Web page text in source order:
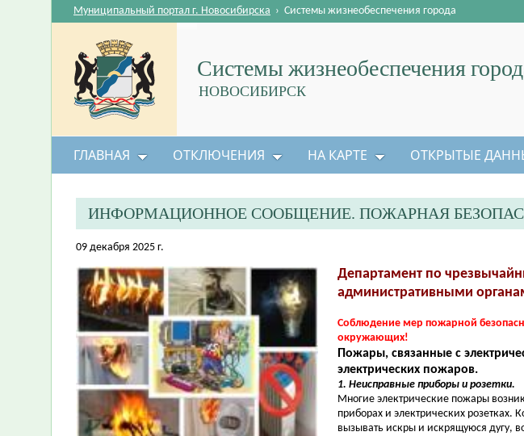
Системы жизнеобеспечения
НОВОСИБИРСК
Муниципальный портал г. Новосибирска › Системы жизнеобеспечения города
ГЛАВНАЯ ОТКЛЮЧЕНИЯ НА КАРТЕ ОТКРЫТЫЕ
ИНФОРМАЦИОННОЕ СООБЩЕНИЕ. ПОЖАРНАЯ
09 декабря 2025 г.
Департамент по
административными
Соблюдение мер пожарной
окружающих!
Пожары, связанные с
электрических пожаров.
1. Неисправные приборы и розетки.
Многие электрические пожары
приборах и электрических розетках.
вызывать искры и искрящуюся дугу,